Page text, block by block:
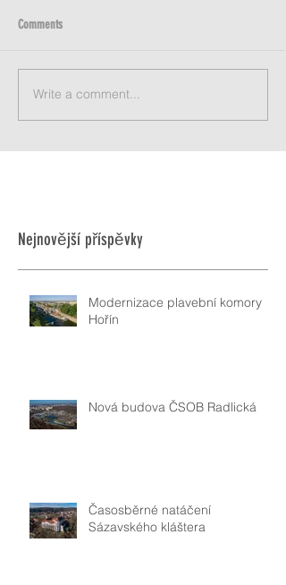
Comments
Write a comment...
Nejnovější příspěvky
Modernizace plavební komory
Hořín
Nová budova ČSOB Radlická
Časosběrné natáčení
Sázavského kláštera